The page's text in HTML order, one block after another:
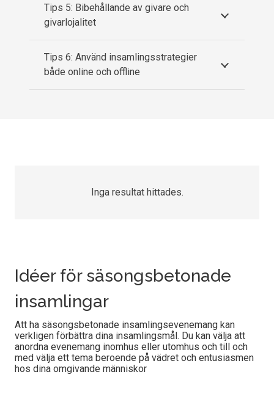
Tips 5: Bibehållande av givare och
givarlojalitet
Tips 6: Använd insamlingsstrategier
både online och offline
Inga resultat hittades.
Idéer för säsongsbetonade
insamlingar
Att ha säsongsbetonade insamlingsevenemang kan
verkligen förbättra dina insamlingsmål. Du kan välja att
anordna evenemang inomhus eller utomhus och till och
med välja ett tema beroende på vädret och entusiasmen
hos dina omgivande människor